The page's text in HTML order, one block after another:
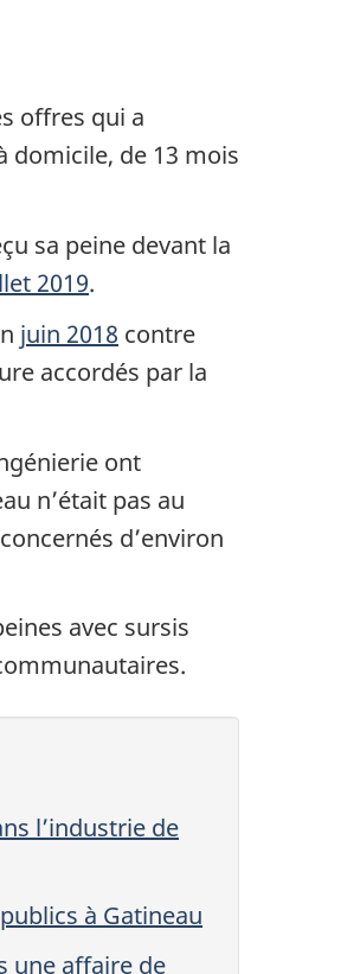
offres qui a
domicile, de 13 mois
sa peine devant la
2019.
juin 2018 contre
accordés par la
ont
n’était pas au
d’environ
avec sursis
l’industrie de
à Gatineau
une affaire de